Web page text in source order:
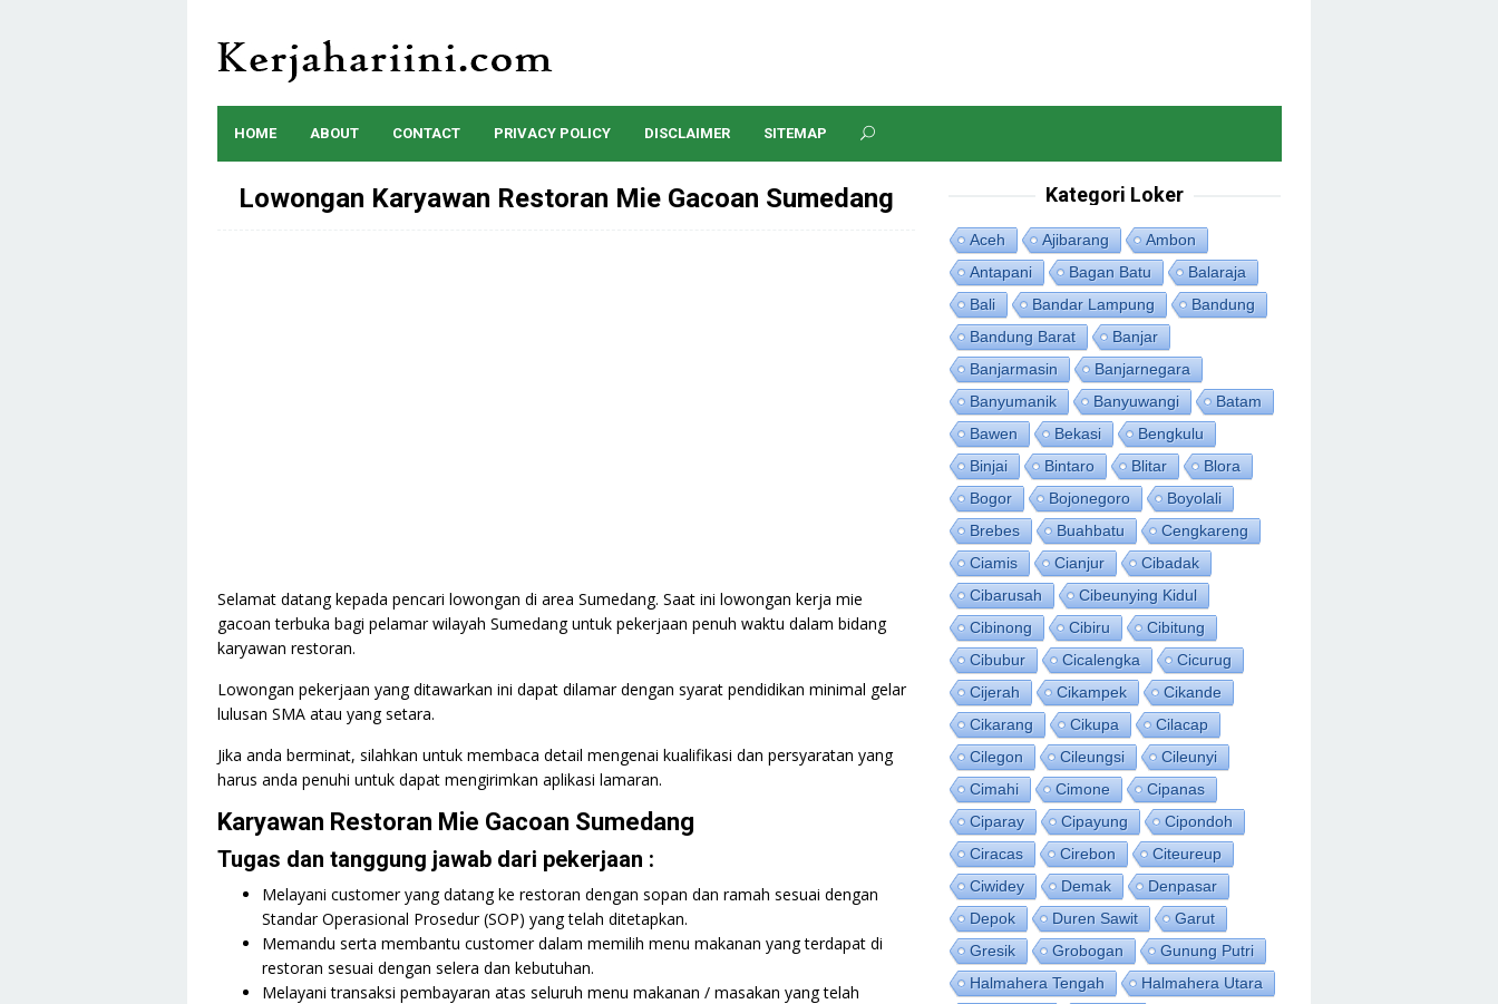
content
HOME ABOUT CONTACT PRIVACY POLICY DISCLAIMER SITEMAP
Lowongan Karyawan Restoran Mie Gacoan Sumedang
Selamat datang kepada pencari lowongan di area Sumedang. Saat ini lowongan kerja mie
gacoan terbuka bagi pelamar wilayah Sumedang untuk pekerjaan penuh waktu dalam bidang
karyawan restoran.
Lowongan pekerjaan yang ditawarkan ini dapat dilamar dengan syarat pendidikan minimal gelar
lulusan SMA atau yang setara.
Jika anda berminat, silahkan untuk membaca detail mengenai kualifikasi dan persyaratan yang
harus anda penuhi untuk dapat mengirimkan aplikasi lamaran.
Karyawan Restoran Mie Gacoan Sumedang
Tugas dan tanggung jawab dari pekerjaan :
Melayani customer yang datang ke restoran dengan sopan dan ramah sesuai dengan
Standar Operasional Prosedur (SOP) yang telah ditetapkan.
Memandu serta membantu customer dalam memilih menu makanan yang terdapat di
restoran sesuai dengan selera dan kebutuhan.
Melayani transaksi pembayaran atas seluruh menu makanan / masakan yang telah
Kategori Loker
Aceh Ajibarang
Ambon
Antapani
Bagan Batu
Balaraja
Bali
Bandar Lampung
Bandung
Bandung Barat
Banjar
Banjarmasin
Banjarnegara
Banyumanik
Banyuwangi
Batam
Bawen
Bekasi
Bengkulu
Binjai
Bintaro Blitar
Blora
Bogor
Bojonegoro
Boyolali
Brebes
Buahbatu
Cengkareng
Ciamis
Cianjur
Cibadak
Cibarusah
Cibeunying Kidul
Cibinong
Cibiru
Cibitung
Cibubur
Cicalengka
Cicurug
Cijerah
Cikampek
Cikande
Cikarang
Cikupa
Cilacap
Cilegon
Cileungsi
Cileunyi
Cimahi
Cimone
Cipanas
Ciparay
Cipayung
Cipondoh
Ciracas
Cirebon
Citeureup
Ciwidey
Demak
Denpasar
Depok
Duren Sawit
Garut
Gresik
Grobogan
Gunung Putri
Halmahera Tengah
Halmahera Utara